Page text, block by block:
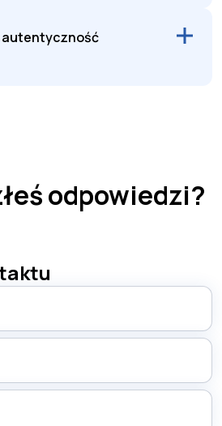
autentyczność
odpowiedzi?